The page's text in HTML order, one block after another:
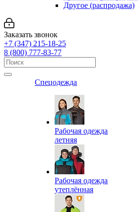
Другое (распродажа)
Заказать звонок
+7 (347) 215-18-25
8 (800) 777-83-77
Спецодежда
Рабочая одежда
летняя
Рабочая одежда
утеплённая